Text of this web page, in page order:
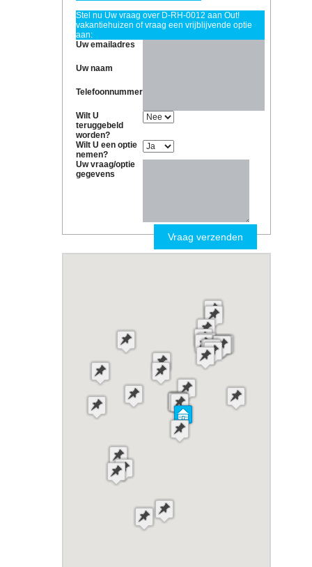
Stel nu Uw vraag over D-RH-0012 aan Out!
vakantiehuizen of vraag een vrijblijvende optie
aan:
Uw emailadres
Uw naam
Telefoonnummer
Wilt U
teruggebeld
worden?
Wilt U een optie
nemen?
Uw vraag/optie
gegevens